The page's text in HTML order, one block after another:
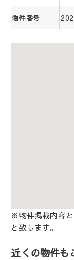
物件番号
※物件掲載内容
と致します。
近くの物件も